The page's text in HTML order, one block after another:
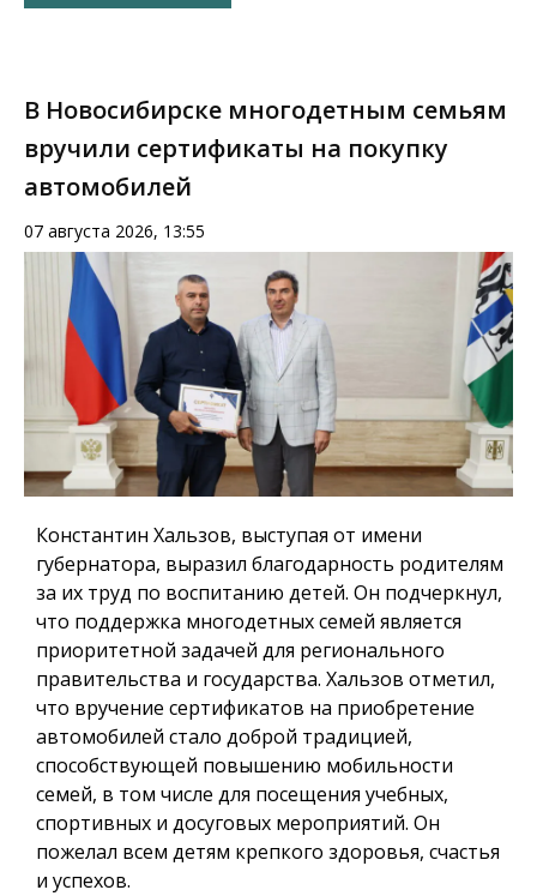
В Новосибирске многодетным семьям
вручили сертификаты на покупку
автомобилей
07 августа 2026, 13:55
Константин Хальзов, выступая от имени
губернатора, выразил благодарность родителям
за их труд по воспитанию детей. Он подчеркнул,
что поддержка многодетных семей является
приоритетной задачей для регионального
правительства и государства. Хальзов отметил,
что вручение сертификатов на приобретение
автомобилей стало доброй традицией,
способствующей повышению мобильности
семей, в том числе для посещения учебных,
спортивных и досуговых мероприятий. Он
пожелал всем детям крепкого здоровья, счастья
и успехов.